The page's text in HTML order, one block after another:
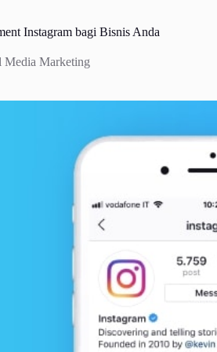
Instagram bagi Bisnis Anda
Media Marketing